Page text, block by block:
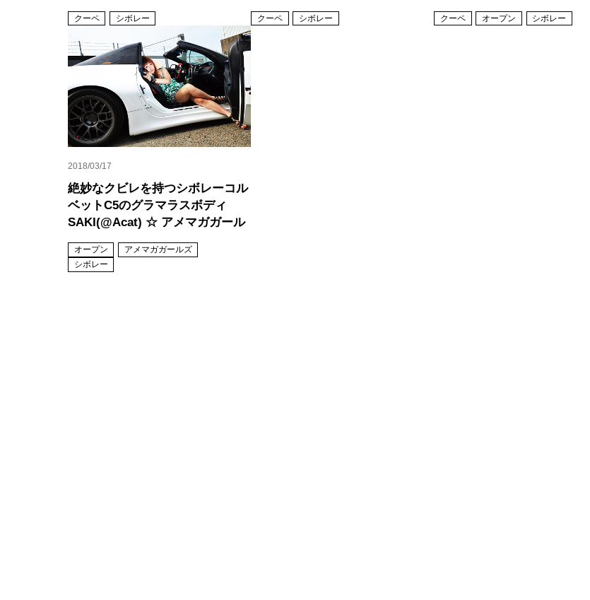
クーペ シボレー クーペ シボレー クーペ オープン シボレー
2018/03/17
絶妙なクビレを持つシボレーコル
ベットC5のグラマラスボディ
SAKI(@Acat) ☆ アメマガガール
オープン
アメマガガールズ
シボレー